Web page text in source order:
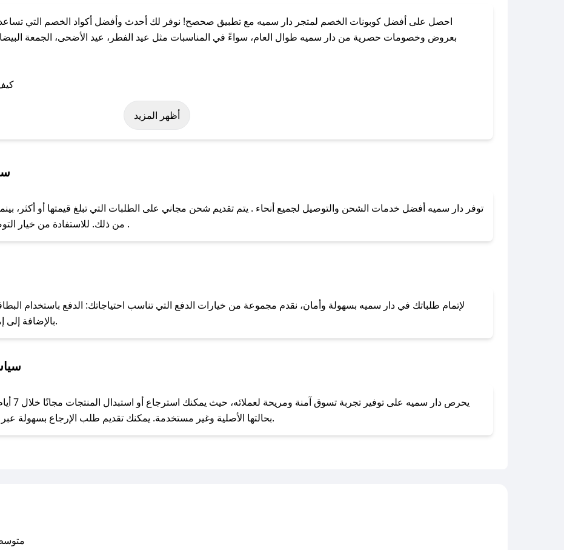
احصل على أفضل كوبونات الخصم لمتجر دار سميه مع تطبيق صحصح! نوفر لك أحدث وأفضل أكواد الخصم التي
بعروض وخصومات حصرية من دار سميه طوال العام، سواءً في المناسبات مثل عيد الفطر، عيد الأضحى، الجمعة
باستخدام تطبيق صحصح، يمكنك العثور بسهولة على كود خصم دار سميه. وفي حال عدم توفر الكوبون، تواصل معنا عبر
لا تقلق! يمكنك التواصل مع فريق دعم صحصح عبر الرسائل الخاصة على تويتر أو البريد
للحصول
أظهر المزيد
توفر دار سميه أفضل خدمات الشحن والتوصيل لجميع أنحاء . يتم تقديم شحن مجاني على الطلبات التي تبلغ قيمتها أو أكثر،
من ذلك. للاستفادة من خيار التوصيل السريع، يرجى تقديم طلبك قبل الساعة .
لإتمام طلباتك في دار سميه بسهولة وأمان، نقدم مجموعة من خيارات الدفع التي تناسب احتياجاتك: الدفع باستخدام
Apple Pay، بالإضافة إلى إمكانية الدفع بالتقسيط الشهري.
يحرص
بحالتها الأصلية وغير مستخدمة. يمكنك تقديم طلب الإرجاع بسهولة عبر موقعنا الإلكتروني أو من خلال خدمة العملاء.
متوسط التقييم: